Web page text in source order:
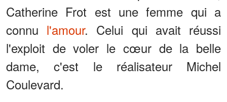
Catherine Frot est une femme qui a
connu l'amour. Celui qui avait réussi
l'exploit de voler le cœur de la belle
dame, c'est le réalisateur Michel
Coulevard.